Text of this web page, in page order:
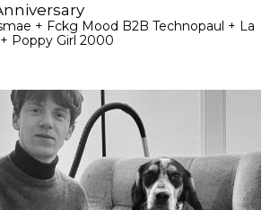
+ Fckg Mood B2B Technopaul + La
Poppy Girl 2000